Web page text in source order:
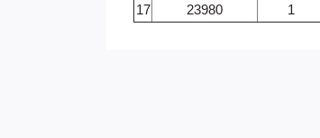
17
23980 1